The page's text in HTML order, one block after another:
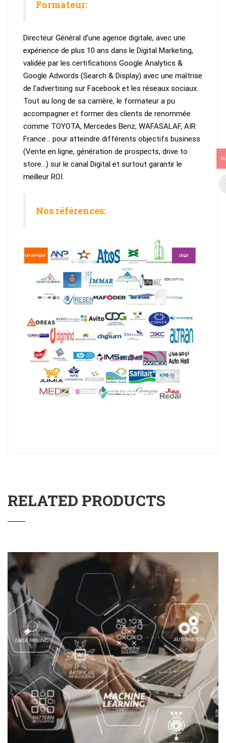
Formateur:
Directeur Général d’une agence digitale, avec une
expérience de plus 10 ans dans le Digital Marketing,
validée par les certifications Google Analytics &
Google Adwords (Search & Display) avec une maîtrise
de l’advertising sur Facebook et les réseaux sociaux.
Tout au long de sa carrière, le formateur a pu
accompagner et former des clients de renommée
comme TOYOTA, Mercedes Benz, WAFASALAF, AIR
France… pour atteindre différents objectifs business
(Vente en ligne, génération de prospects, drive to
store…) sur le canal Digital et surtout garantir le
meilleur ROI.
Nos références:
RELATED PRODUCTS